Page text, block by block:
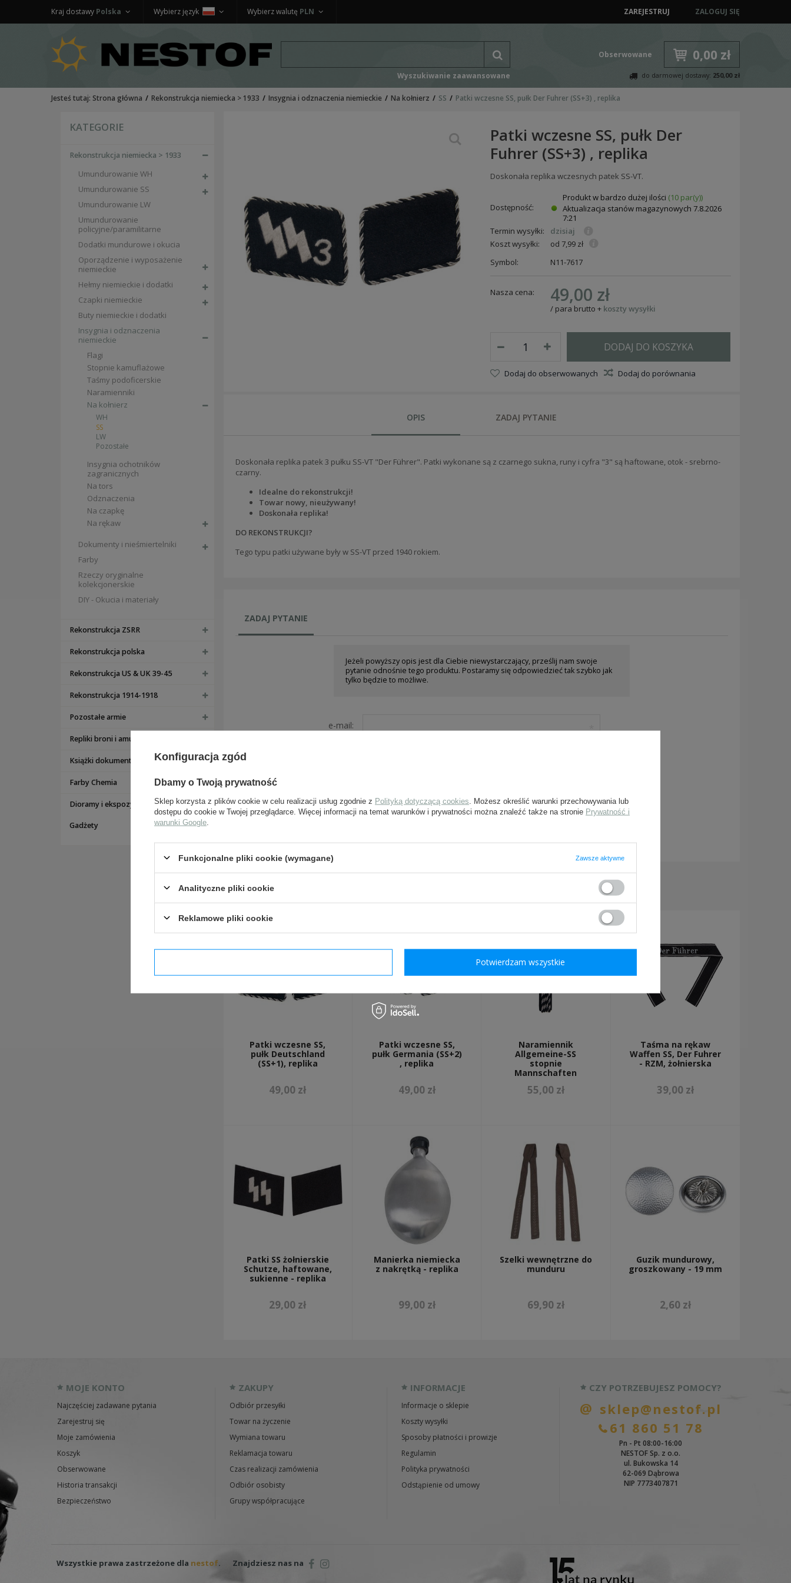
ZAREJESTRUJ ZALOGUJ SIĘ
Wybierz walutę PLN
Wybierz język
Kraj dostawy Polska
Wyszukiwanie zaawansowane
Obserwowane 0,00 zł
do darmowej dostawy: 250,00 zł
Jesteś tutaj: Strona główna Rekonstrukcja niemiecka > 1933 Insygnia i odznaczenia niemieckie Na kołnierz SS Patki wczesne SS, pułk Der Fuhrer (SS+3) , replika
KATEGORIE
Rekonstrukcja niemiecka > 1933
Umundurowanie WH
Umundurowanie SS
Umundurowanie LW
Umundurowanie
policyjne/paramilitarne
Dodatki mundurowe i okucia
Oporządzenie i wyposażenie
niemieckie
Hełmy niemieckie i dodatki
Czapki niemieckie
Buty niemieckie i dodatki
Insygnia i odznaczenia
niemieckie
Flagi
Stopnie kamuflażowe
Taśmy podoficerskie
Naramienniki
Na kołnierz
WH
SS
LW
Pozostałe
Insygnia ochotników
zagranicznych
Na tors
Odznaczenia
Na czapkę
Na rękaw
Dokumenty i nieśmiertelniki
Farby
Rzeczy oryginalne
kolekcjonerskie
DIY - Okucia i materiały
Rekonstrukcja ZSRR
Rekonstrukcja polska
Rekonstrukcja US & UK 39-45
Rekonstrukcja 1914-1918
Pozostałe armie
Repliki broni i amunicji
Książki dokumenty bony
Farby Chemia
Dioramy i ekspozycje
Gadżety
Patki wczesne SS, pułk Der
Fuhrer (SS+3) , replika
Doskonała replika wczesnych patek SS-VT.
Dostępność:
Produkt w bardzo dużej ilości (10 par(y))
Aktualizacja stanów magazynowych 7.8.2026
7:21
Termin wysyłki:
dzisiaj
Koszt wysyłki:
od 7,99 zł
Symbol:
N11-7617
Nasza cena: 49,00 zł
/ para brutto+ koszty wysyłki
DODAJ DO KOSZYKA
Dodaj do obserwowanych Dodaj do porównania
OPIS ZADAJ PYTANIE
Doskonała replika patek 3 pułku SS-VT "Der Führer". Patki wykonane są z czarnego sukna, runy i cyfra "3" są haftowane, otok - srebrno-
czarny.
Idealne do rekonstrukcji!
Towar nowy, nieużywany!
Doskonała replika!
DO REKONSTRUKCJI?
Tego typu patki używane były w SS-VT przed 1940 rokiem.
ZADAJ PYTANIE
Jeżeli powyższy opis jest dla Ciebie niewystarczający, prześlij nam swoje
pytanie odnośnie tego produktu. Postaramy się odpowiedzieć tak szybko jak
tylko będzie to możliwe.
e-mail:
INNI Z TYM PRODUKTEM KUPILI TAKŻE:
Patki wczesne SS,
pułk Deutschland
(SS+1), replika
49,00 zł
Patki wczesne SS,
pułk Germania (SS+2)
, replika
49,00 zł
Naramiennik
Allgemeine-SS
stopnie
Mannschaften
55,00 zł
Taśma na rękaw
Waffen SS, Der Fuhrer
- RZM, żołnierska
39,00 zł
Patki SS żołnierskie
Schutze, haftowane,
sukienne - replika
29,00 zł
Manierka niemiecka
z nakrętką - replika
99,00 zł
Szelki wewnętrzne do
munduru
69,90 zł
Guzik mundurowy,
groszkowany - 19 mm
2,60 zł
MOJE KONTO
Najczęściej zadawane pytania
Zarejestruj się
Moje zamówienia
Koszyk
Obserwowane
Historia transakcji
Bezpieczeństwo
ZAKUPY
Odbiór przesyłki
Towar na życzenie
Wymiana towaru
Reklamacja towaru
Czas realizacji zamówienia
Odbiór osobisty
Grupy współpracujące
INFORMACJE
Informacje o sklepie
Koszty wysyłki
Sposoby płatności i prowizje
Regulamin
Polityka prywatności
Odstąpienie od umowy
CZY POTRZEBUJESZ POMOCY?
sklep@nestof.pl
61 860 51 78
Pn - Pt 08:00-16:00
NESTOF Sp. z o.o.
ul. Bukowska 14
62-069 Dąbrowa
NIP 7773407871
Wszystkie prawa zastrzeżone dla nestof. Znajdziesz nas na
Konfiguracja zgód
Dbamy o Twoją prywatność
Sklep korzysta z plików cookie w celu realizacji usług zgodnie z Polityką dotyczącą cookies . Możesz określić warunki przechowywania lub
dostępu do cookie w Twojej przeglądarce. Więcej informacji na temat warunków i prywatności można znaleźć także na stronie Prywatność i
warunki Google
Funkcjonalne pliki cookie (wymagane) Zawsze aktywne
Analityczne pliki cookie
Reklamowe pliki cookie
Potwierdzam wszystkie